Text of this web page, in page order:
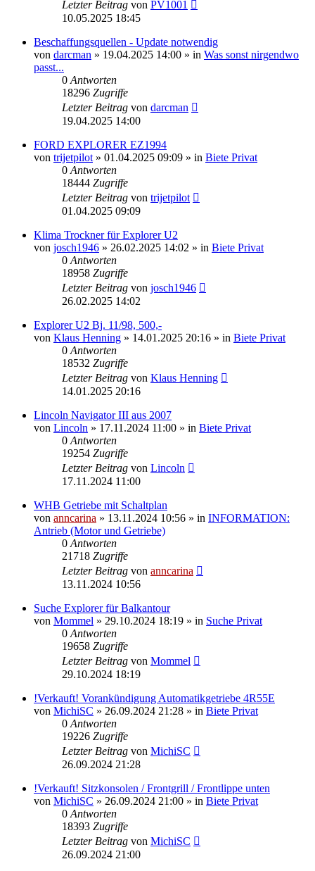
Letzter Beitrag von PV1001
10.05.2025 18:45
Beschaffungsquellen - Update notwendig
von darcman » 19.04.2025 14:00 » in Was sonst nirgendwo
passt...
0 Antworten
18296 Zugriffe
Letzter Beitrag von darcman
19.04.2025 14:00
FORD EXPLORER EZ1994
von trijetpilot » 01.04.2025 09:09 » in Biete Privat
0 Antworten
18444 Zugriffe
Letzter Beitrag von trijetpilot
01.04.2025 09:09
Klima Trockner für Explorer U2
von josch1946 » 26.02.2025 14:02 » in Biete Privat
0 Antworten
18958 Zugriffe
Letzter Beitrag von josch1946
26.02.2025 14:02
Explorer U2 Bj. 11/98, 500,-
von Klaus Henning » 14.01.2025 20:16 » in Biete Privat
0 Antworten
18532 Zugriffe
Letzter Beitrag von Klaus Henning
14.01.2025 20:16
Lincoln Navigator III aus 2007
von Lincoln » 17.11.2024 11:00 » in Biete Privat
0 Antworten
19254 Zugriffe
Letzter Beitrag von Lincoln
17.11.2024 11:00
WHB Getriebe mit Schaltplan
von anncarina » 13.11.2024 10:56 » in INFORMATION:
Antrieb (Motor und Getriebe)
0 Antworten
21718 Zugriffe
Letzter Beitrag von anncarina
13.11.2024 10:56
Suche Explorer für Balkantour
von Mommel » 29.10.2024 18:19 » in Suche Privat
0 Antworten
19658 Zugriffe
Letzter Beitrag von Mommel
29.10.2024 18:19
!Verkauft! Vorankündigung Automatikgetriebe 4R55E
von MichiSC » 26.09.2024 21:28 » in Biete Privat
0 Antworten
19226 Zugriffe
Letzter Beitrag von MichiSC
26.09.2024 21:28
!Verkauft! Sitzkonsolen / Frontgrill / Frontlippe unten
von MichiSC » 26.09.2024 21:00 » in Biete Privat
0 Antworten
18393 Zugriffe
Letzter Beitrag von MichiSC
26.09.2024 21:00